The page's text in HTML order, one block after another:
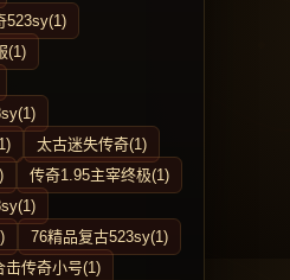
523sy(1)
(1)
太古迷失传奇(1)
传奇1.95主宰终极(1)
76精品复古523sy(1)
击传奇小号(1)